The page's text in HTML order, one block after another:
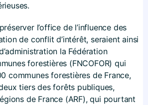
l’office de l’influence des
de conflit d’intérêt, seraient ainsi
la Fédération
forestières (FNCOFOR) qui
communes forestières de France,
tiers des forêts publiques,
de France (ARF), qui pourtant